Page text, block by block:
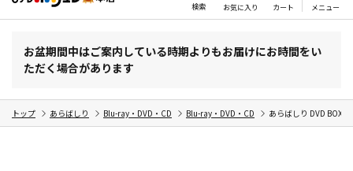
検索 お気に入り カート メニュー
お盆期間中はご案内している時期よりもお届けにお時間をい
ただく場合があります
トップ あらばしり Blu-ray・DVD・CD Blu-ray・DVD・CD あらばしり DVD BOX